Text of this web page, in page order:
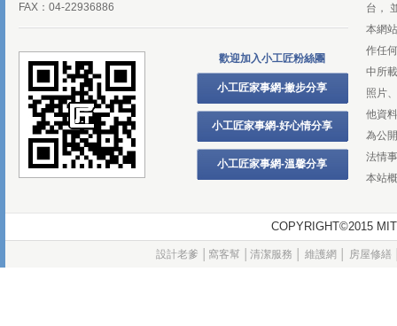
FAX：04-22936886
歡迎加入小工匠粉絲團
小工匠家事網-撇步分享
小工匠家事網-好心情分享
小工匠家事網-溫馨分享
台，
本網
作任
中所
照片
他資
為公
法情
本站
COPYRIGHT©2015
設計老爹 窩客幫 清潔服務 維護網 房屋修繕